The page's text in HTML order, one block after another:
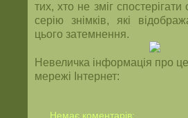
тих, хто не зміг
серію знімків, які
цього затемнення.
Невеличка інформація про
мережі Інтернет:
Немає коментарів: